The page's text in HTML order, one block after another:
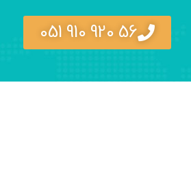
56 920 910 051